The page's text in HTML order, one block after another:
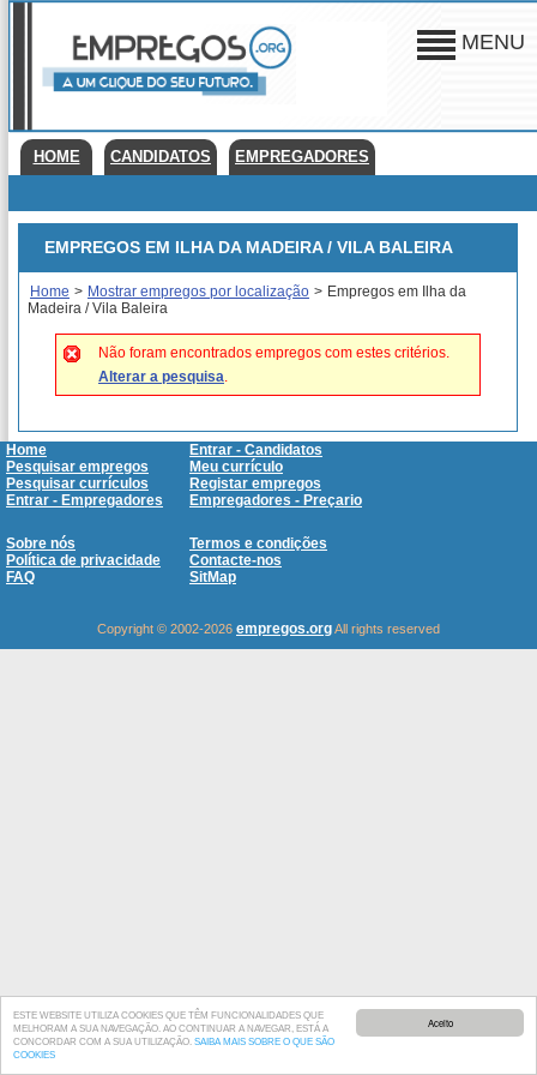
Aceito
ESTE WEBSITE UTILIZA COOKIES QUE TÊM FUNCIONALIDADES QUE
MELHORAM A SUA NAVEGAÇÃO. AO CONTINUAR A NAVEGAR, ESTÁ A
CONCORDAR COM A SUA UTILIZAÇÃO. SAIBA MAIS SOBRE O QUE SÃO
COOKIES
MENU
HOME CANDIDATOS EMPREGADORES
EMPREGOS EM ILHA DA MADEIRA / VILA BALEIRA
Home > Mostrar empregos por localização > Empregos em Ilha da
Madeira / Vila Baleira
Não foram encontrados empregos com estes critérios.
Alterar a pesquisa.
Home
Entrar - Candidatos
Pesquisar empregos
Meu currículo
Pesquisar currículos
Registar empregos
Entrar - Empregadores
Empregadores - Preçario
Sobre nós
Termos e condições
Política de privacidade
Contacte-nos
FAQ
SitMap
Copyright © 2002-2026 empregos.orgAll rights reserved